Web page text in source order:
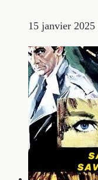
15 janvier 2025